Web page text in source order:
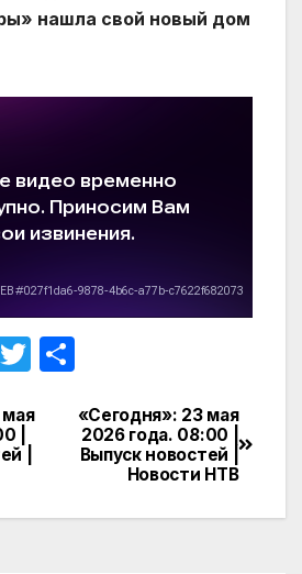
нашла свой новый дом
T
itt
er
п
р
в
«Сегодня»: 23 мая
2026 года. 08:00 |
Выпуск новостей |
Новости НТВ
|
|